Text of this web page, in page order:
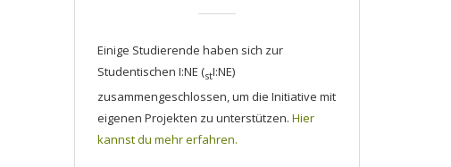
Einige Studierende haben sich zur
Studentischen I:NE (stI:NE)
zusammengeschlossen, um die Initiative mit
eigenen Projekten zu unterstützen. Hier
kannst du mehr erfahren.